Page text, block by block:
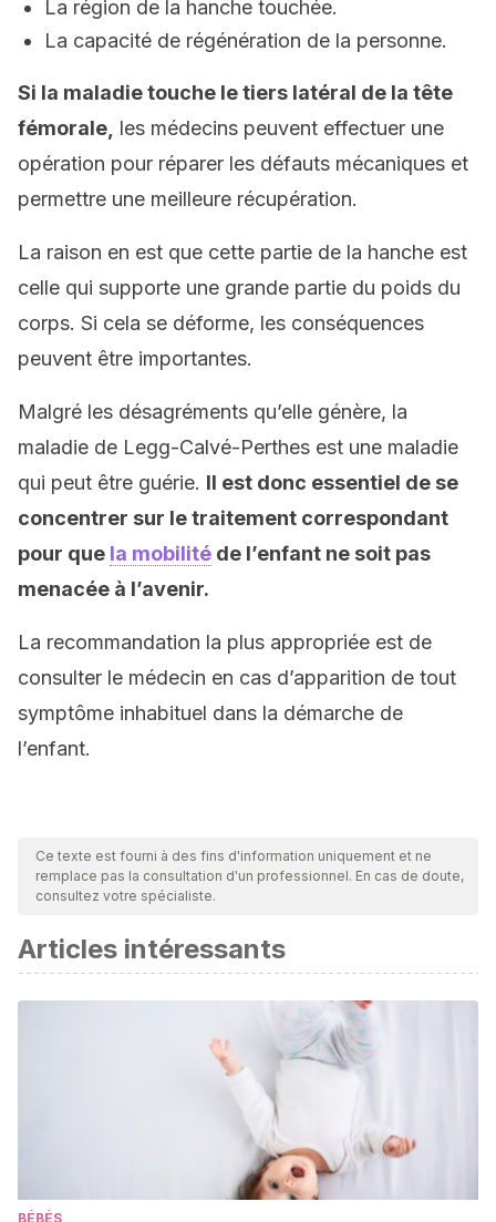
La région de la hanche touchée.
La capacité de régénération de la personne.
Si la maladie touche le tiers latéral de la tête
fémorale, les médecins peuvent effectuer une
opération pour réparer les défauts mécaniques et
permettre une meilleure récupération.
La raison en est que cette partie de la hanche est
celle qui supporte une grande partie du poids du
corps. Si cela se déforme, les conséquences
peuvent être importantes.
Malgré les désagréments qu’elle génère, la
maladie de Legg-Calvé-Perthes est une maladie
qui peut être guérie. Il est donc essentiel de se
concentrer sur le traitement correspondant
pour que la mobilité de l’enfant ne soit pas
menacée à l’avenir.
La recommandation la plus appropriée est de
consulter le médecin en cas d’apparition de tout
symptôme inhabituel dans la démarche de
l’enfant.
Ce texte est fourni à des fins d'information uniquement et ne
remplace pas la consultation d'un professionnel. En cas de doute,
consultez votre spécialiste.
Articles intéressants
BÉBÉS